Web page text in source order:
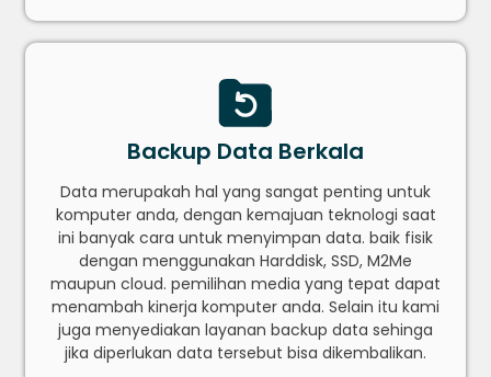
Backup Data Berkala
Data merupakah hal yang sangat penting untuk
komputer anda, dengan kemajuan teknologi saat
ini banyak cara untuk menyimpan data. baik fisik
dengan menggunakan Harddisk, SSD, M2Me
maupun cloud. pemilihan media yang tepat dapat
menambah kinerja komputer anda. Selain itu kami
juga menyediakan layanan backup data sehinga
jika diperlukan data tersebut bisa dikembalikan.